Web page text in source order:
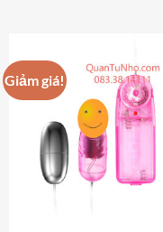
Giảm giá!